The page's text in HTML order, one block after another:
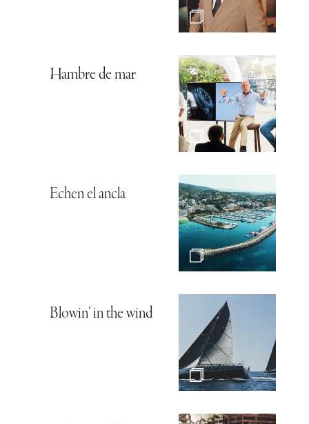
Hambre de mar
Echen el ancla
Blowin’ in the wind